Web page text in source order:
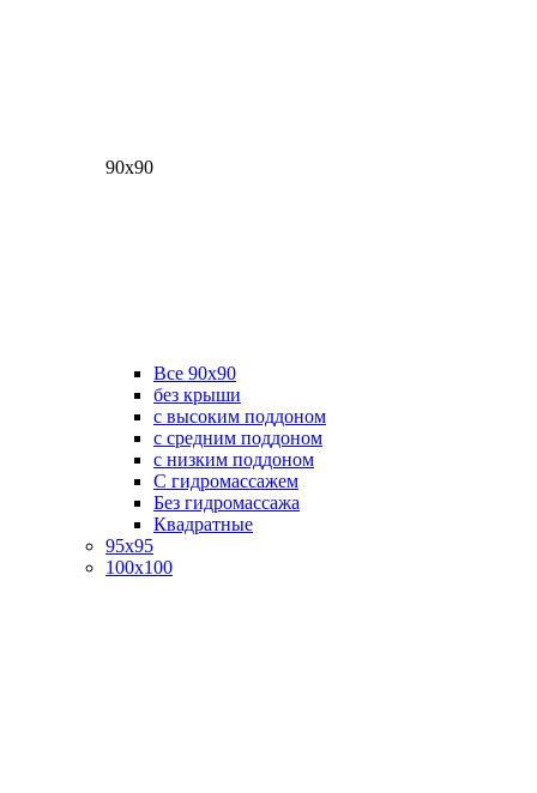
90х90
Все 90х90
без крыши
с высоким поддоном
с средним поддоном
с низким поддоном
С гидромассажем
Без гидромассажа
Квадратные
95х95
100х100